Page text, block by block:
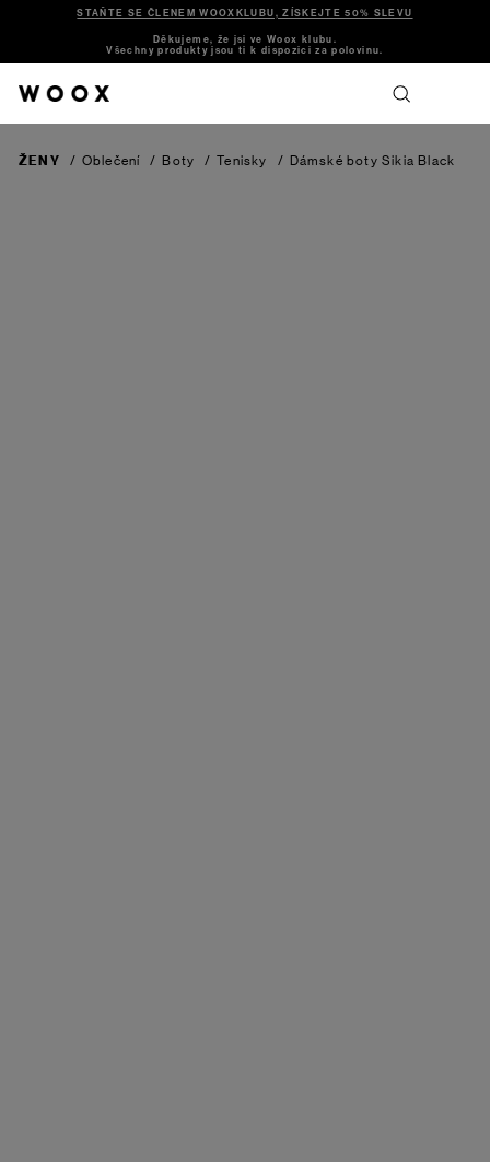
STAŇTE SE ČLENEM WOOXKLUBU, ZÍSKEJTE 50% SLEVU
Děkujeme, že jsi ve Woox klubu.
Všechny produkty jsou ti k dispozici za polovinu.
ŽENY / Oblečení / Boty / Tenisky / Dámské boty Sikia Black